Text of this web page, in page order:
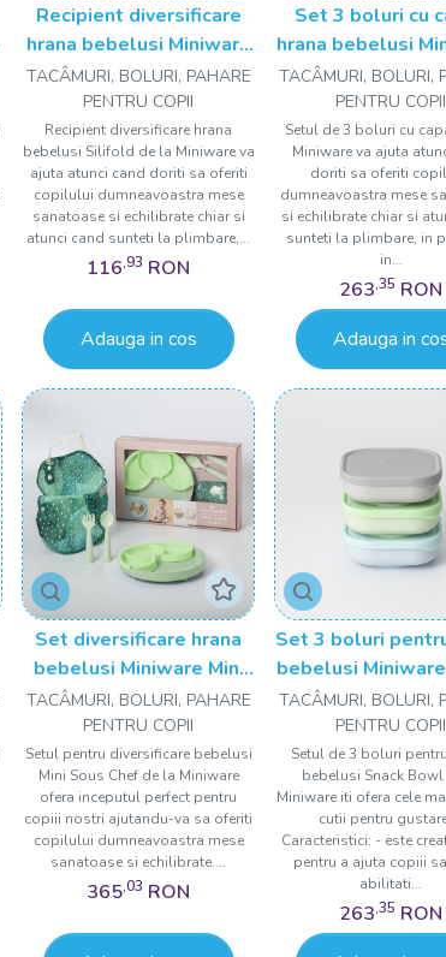
Recipient diversificare
hrana bebelusi Miniware
Silifold, 100% din silicon
alimentar, Almond
Butter
TACÂMURI, BOLURI, PAHARE
PENTRU COPII
Recipient diversificare hrana
bebelusi Silifold de la Miniware va
ajuta atunci cand doriti sa oferiti
copilului dumneavoastra mese
sanatoase si echilibrate chiar si
atunci cand sunteti la plimbare,...
116,93 RON
Adauga in cos
Set 3 boluri cu
hrana bebelusi
100% din
naturale
Cotton
TACÂMURI, BOLURI,
PENTRU COPII
Setul de 3 boluri cu
Miniware va ajuta
doriti sa oferiti
dumneavoastra mese
si echilibrate chiar si
sunteti la plimbare, in
in...
263,35 RON
Adauga in
Set diversificare hrana
bebelusi Miniware Mini
Sous Chef 100% din
materiale naturale
biodegradabile, 6 piese,
Hot succulent
TACÂMURI, BOLURI, PAHARE
PENTRU COPII
Setul pentru diversificare bebelusi
Mini Sous Chef de la Miniware
ofera inceputul perfect pentru
copiii nostri ajutandu-va sa oferiti
copilului dumneavoastra mese
sanatoase si echilibrate....
365,03 RON
Set 3 boluri
bebelusi Miniware
Bowl, 100%
materiale
TACÂMURI, BOLURI,
PENTRU COPII
Setul de 3 boluri
bebelusi Snack
Miniware iti ofera cele
cutii pentru
Caracteristici: - este
pentru a ajuta copiii
abilitati...
263,35 RON